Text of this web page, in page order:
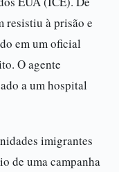
resistiu à prisão e
em um oficial
O agente
a um hospital
imigrantes
de uma campanha